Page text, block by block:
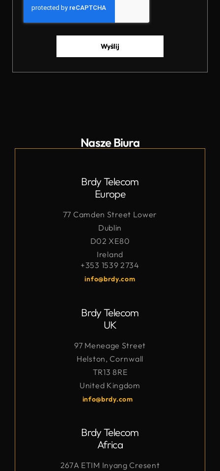
Wyślij
Nasze Biura
Brdy Telecom
Europe
77 Camden Street Lower
Dublin
D02 XE80
Ireland
+353 1539 2734
info@brdy.com
Brdy Telecom
UK
97 Meneage Street
Helston, Cornwall
TR13 8RE
United Kingdom
info@brdy.com
Brdy Telecom
Africa
267A ETIM Inyang Cresent